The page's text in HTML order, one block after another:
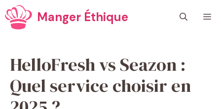
Aller
au
contenu
Manger Éthique
HelloFresh vs Seazon :
Quel service choisir en